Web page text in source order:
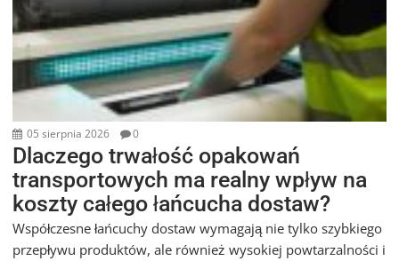
05 sierpnia 2026 0
Dlaczego trwałość opakowań
transportowych ma realny wpływ na
koszty całego łańcucha dostaw?
Współczesne łańcuchy dostaw wymagają nie tylko szybkiego
przepływu produktów, ale również wysokiej powtarzalności i